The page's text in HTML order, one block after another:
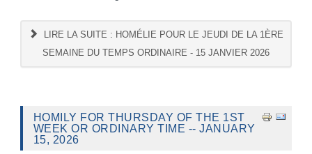
LIRE LA SUITE : HOMÉLIE POUR LE JEUDI DE LA 1ÈRE
SEMAINE DU TEMPS ORDINAIRE - 15 JANVIER 2026
HOMILY FOR THURSDAY OF THE 1ST
WEEK OR ORDINARY TIME -- JANUARY
15, 2026